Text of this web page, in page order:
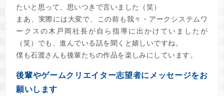
たいと思って、思いつきで言いました（笑）
まあ、実際には大変で、この前も我々・アークシステムワ
ークスの木戸岡社長が自ら指導に出かけていましたが
（笑）でも、進んでいる話を聞くと嬉しいですね。
僕も石渡さんも後輩たちの作品を楽しみにしています。
後輩やゲームクリエイター志望者にメッセージをお
願いします